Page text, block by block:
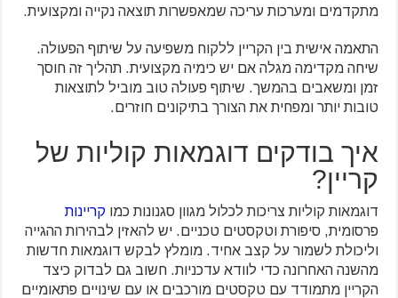
מתקדמים ומערכות עריכה שמאפשרות תוצאה נקייה ומקצועית.
התאמה אישית בין הקריין ללקוח משפיעה על שיתוף הפעולה.
שיחה מקדימה מגלה אם יש כימיה מקצועית. תהליך זה חוסך
זמן ומשאבים בהמשך. שיתוף פעולה טוב מוביל לתוצאות
טובות יותר ומפחית את הצורך בתיקונים חוזרים.
איך בודקים דוגמאות קוליות של
קריין?
דוגמאות קוליות צריכות לכלול מגוון סגנונות כמו קריינות
פרסומית, סיפורת וטקסטים טכניים. יש להאזין לבהירות ההגייה
וליכולת לשמור על קצב אחיד. מומלץ לבקש דוגמאות חדשות
מהשנה האחרונה כדי לוודא עדכניות. חשוב גם לבדוק כיצד
הקריין מתמודד עם טקסטים מורכבים או עם שינויים פתאומיים